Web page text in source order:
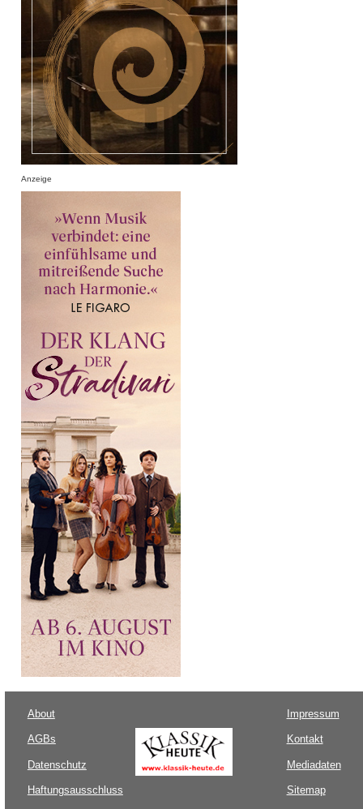
Anzeige
About
AGBs
Datenschutz
Haftungsausschluss
Impressum
Kontakt
Mediadaten
Sitemap